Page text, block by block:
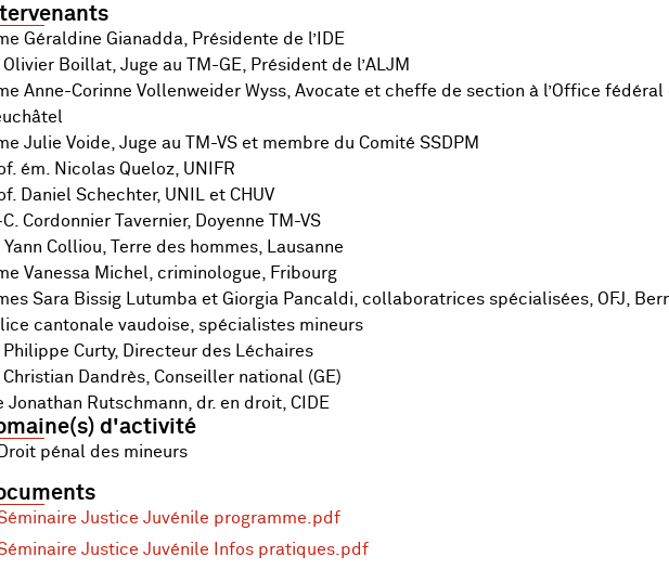
Géraldine Gianadda, Présidente de l’IDE
Olivier Boillat, Juge au TM-GE, Président de l’ALJM
Anne-Corinne Vollenweider Wyss, Avocate et cheffe de section à l’Office
Julie Voide, Juge au TM-VS et membre du Comité SSDPM
ém. Nicolas Queloz, UNIFR
Daniel Schechter, UNIL et CHUV
Cordonnier Tavernier, Doyenne TM-VS
Yann Colliou, Terre des hommes, Lausanne
Vanessa Michel, criminologue, Fribourg
Sara Bissig Lutumba et Giorgia Pancaldi, collaboratrices spécialisées, OFJ,
cantonale vaudoise, spécialistes mineurs
Philippe Curty, Directeur des Léchaires
Christian Dandrès, Conseiller national (GE)
Jonathan Rutschmann, dr. en droit, CIDE
d'activité
Droit pénal des mineurs
Justice Juvénile programme.pdf
Justice Juvénile Infos pratiques.pdf